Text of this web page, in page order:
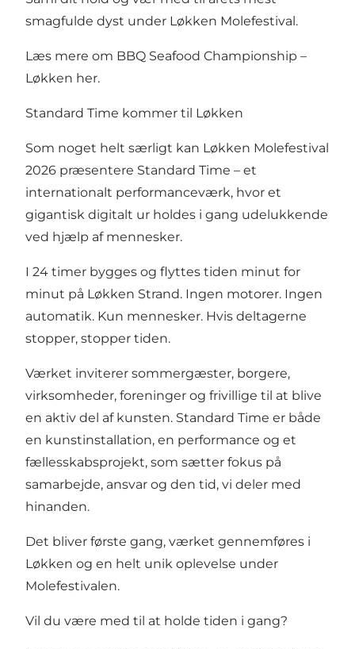
smagfulde dyst under Løkken Molefestival.
Læs mere om BBQ Seafood Championship –
Løkken her.
Standard Time kommer til Løkken
Som noget helt særligt kan Løkken Molefestival
2026 præsentere Standard Time – et
internationalt performanceværk, hvor et
gigantisk digitalt ur holdes i gang udelukkende
ved hjælp af mennesker.
I 24 timer bygges og flyttes tiden minut for
minut på Løkken Strand. Ingen motorer. Ingen
automatik. Kun mennesker. Hvis deltagerne
stopper, stopper tiden.
Værket inviterer sommergæster, borgere,
virksomheder, foreninger og frivillige til at blive
en aktiv del af kunsten. Standard Time er både
en kunstinstallation, en performance og et
fællesskabsprojekt, som sætter fokus på
samarbejde, ansvar og den tid, vi deler med
hinanden.
Det bliver første gang, værket gennemføres i
Løkken og en helt unik oplevelse under
Molefestivalen.
Vil du være med til at holde tiden i gang?